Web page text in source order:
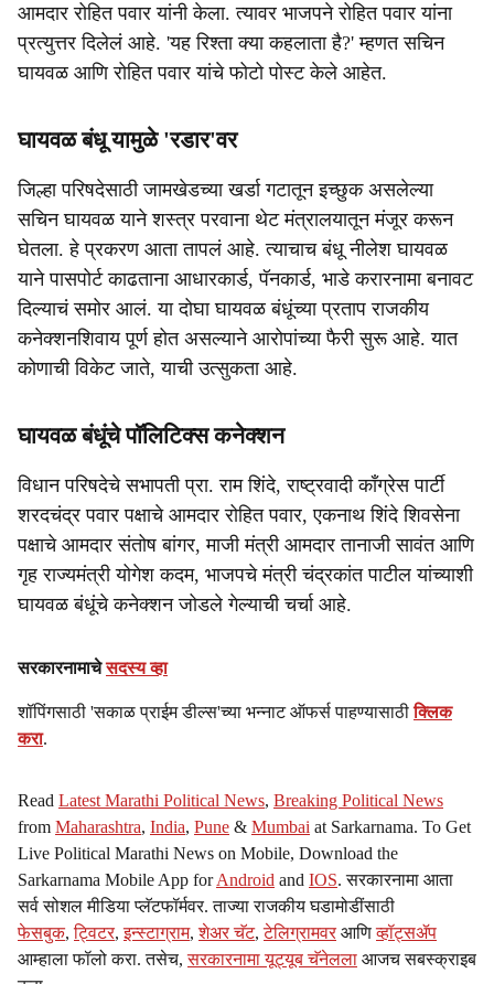
आमदार रोहित पवार यांनी केला. त्यावर भाजपने रोहित पवार यांना
प्रत्युत्तर दिलेलं आहे. 'यह रिश्ता क्या कहलाता है?' म्हणत सचिन
घायवळ आणि रोहित पवार यांचे फोटो पोस्ट केले आहेत.
घायवळ बंधू यामुळे 'रडार'वर
जिल्हा परिषदेसाठी जामखेडच्या खर्डा गटातून इच्छुक असलेल्या
सचिन घायवळ याने शस्त्र परवाना थेट मंत्रालयातून मंजूर करून
घेतला. हे प्रकरण आता तापलं आहे. त्याचाच बंधू नीलेश घायवळ
याने पासपोर्ट काढताना आधारकार्ड, पॅनकार्ड, भाडे करारनामा बनावट
दिल्याचं समोर आलं. या दोघा घायवळ बंधूंच्या प्रताप राजकीय
कनेक्शनशिवाय पूर्ण होत असल्याने आरोपांच्या फैरी सुरू आहे. यात
कोणाची विकेट जाते, याची उत्सुकता आहे.
घायवळ बंधूंचे पाॅलिटिक्स कनेक्शन
विधान परिषदेचे सभापती प्रा. राम शिंदे, राष्ट्रवादी काँग्रेस पार्टी
शरदचंद्र पवार पक्षाचे आमदार रोहित पवार, एकनाथ शिंदे शिवसेना
पक्षाचे आमदार संतोष बांगर, माजी मंत्री आमदार तानाजी सावंत आणि
गृह राज्यमंत्री योगेश कदम, भाजपचे मंत्री चंद्रकांत पाटील यांच्याशी
घायवळ बंधूंचे कनेक्शन जोडले गेल्याची चर्चा आहे.
सरकारनामाचेसदस्य व्हा
शॉपिंगसाठी 'सकाळ प्राईम डील्स'च्या भन्नाट ऑफर्स पाहण्यासाठीक्लिक
करा.
Read Latest Marathi Political News, Breaking Political News
from Maharashtra, India, Pune & Mumbai at Sarkarnama. To Get
Live Political Marathi News on Mobile, Download the
Sarkarnama Mobile App forAndroid and IOS. सरकारनामा आता
सर्व सोशल मीडिया प्लॅटफॉर्मवर. ताज्या राजकीय घडामोडींसाठी
फेसबुक,ट्विटर,इन्स्टाग्राम,शेअर चॅट,टेलिग्रामवर आणिव्हॉट्सॲप
आम्हाला फॉलो करा. तसेच,सरकारनामा यूट्यूब चॅनेलला आजच सबस्क्राइब